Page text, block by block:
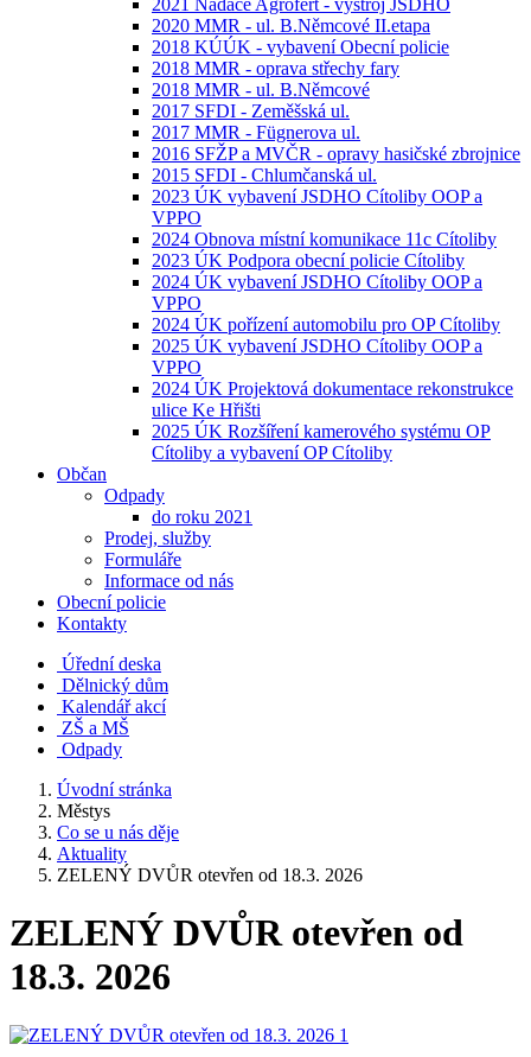
2021 Nadace Agrofert - výstroj JSDHO
2020 MMR - ul. B.Němcové II.etapa
2018 KÚÚK - vybavení Obecní policie
2018 MMR - oprava střechy fary
2018 MMR - ul. B.Němcové
2017 SFDI - Zeměšská ul.
2017 MMR - Fügnerova ul.
2016 SFŽP a MVČR - opravy hasičské zbrojnice
2015 SFDI - Chlumčanská ul.
2023 ÚK vybavení JSDHO Cítoliby OOP a
VPPO
2024 Obnova místní komunikace 11c Cítoliby
2023 ÚK Podpora obecní policie Cítoliby
2024 ÚK vybavení JSDHO Cítoliby OOP a
VPPO
2024 ÚK pořízení automobilu pro OP Cítoliby
2025 ÚK vybavení JSDHO Cítoliby OOP a
VPPO
2024 ÚK Projektová dokumentace rekonstrukce
ulice Ke Hřišti
2025 ÚK Rozšíření kamerového systému OP
Cítoliby a vybavení OP Cítoliby
Občan
Odpady
do roku 2021
Prodej, služby
Formuláře
Informace od nás
Obecní policie
Kontakty
Úřední deska
Dělnický dům
Kalendář akcí
ZŠ a MŠ
Odpady
Úvodní stránka
Městys
Co se u nás děje
Aktuality
ZELENÝ DVŮR otevřen od 18.3. 2026
ZELENÝ DVŮR otevřen od
18.3. 2026